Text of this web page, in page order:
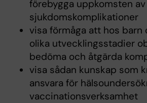
förebygga uppkomsten
sjukdomskomplikationer
visa förmåga att hos barn
olika utvecklingsstadier
bedöma och åtgärda
visa sådan kunskap som
ansvara för
vaccinationsverksamhet